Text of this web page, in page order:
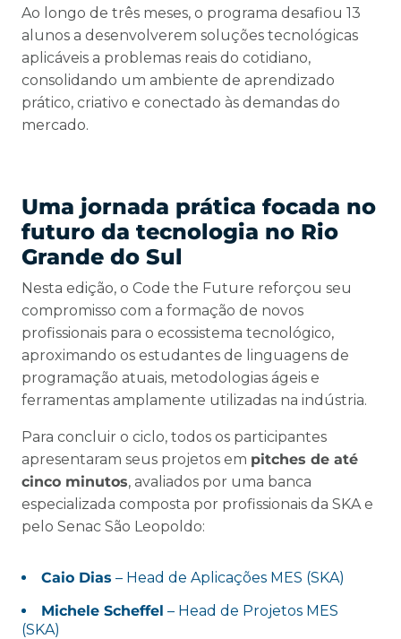
Ao longo de três meses, o programa desafiou 13
alunos a desenvolverem soluções tecnológicas
aplicáveis a problemas reais do cotidiano,
consolidando um ambiente de aprendizado
prático, criativo e conectado às demandas do
mercado.
Uma jornada prática focada no
futuro da tecnologia no Rio
Grande do Sul
Nesta edição, o Code the Future reforçou seu
compromisso com a formação de novos
profissionais para o ecossistema tecnológico,
aproximando os estudantes de linguagens de
programação atuais, metodologias ágeis e
ferramentas amplamente utilizadas na indústria.
Para concluir o ciclo, todos os participantes
apresentaram seus projetos em pitches de até
cinco minutos, avaliados por uma banca
especializada composta por profissionais da SKA e
pelo Senac São Leopoldo:
Caio Dias – Head de Aplicações MES (SKA)
Michele Scheffel – Head de Projetos MES
(SKA)